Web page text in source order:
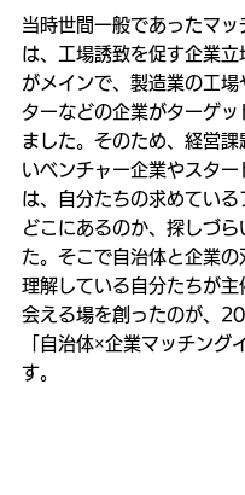
当時世間一般であったマッ
は、工場誘致を促す企業立
がメインで、製造業の工場
ターなどの企業がターゲッ
ました。そのため、経営課
いベンチャー企業やスター
は、自分たちの求めている
どこにあるのか、探しづら
た。そこで自治体と企業の
理解している自分たちが主
会える場を創ったのが、
「自治体×企業マッチング
す。